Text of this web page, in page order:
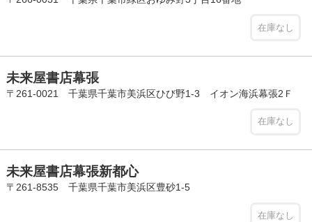
在庫なし
未来屋書店幕張
〒261-0021 千葉県千葉市美浜区ひび野1-3 イオン海浜幕張2Ｆ
在庫なし
未来屋書店幕張新都心
〒261-8535 千葉県千葉市美浜区豊砂1-5
在庫なし